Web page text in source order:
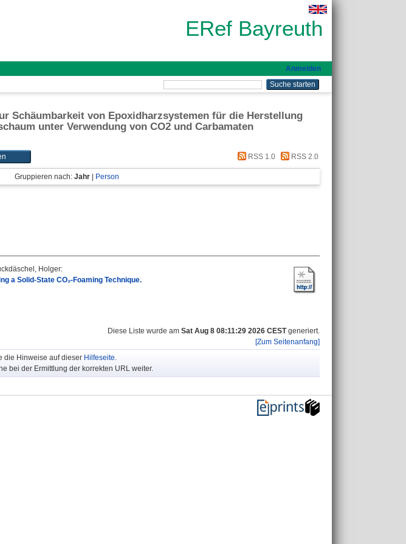
ERef Bayreuth
Anmelden
Schäumbarkeit von Epoxidharzsystemen für die Herstellung
unter Verwendung von CO2 und Carbamaten
RSS 1.0 RSS 2.0
Gruppieren nach: Jahr Person
Holger:
a Solid-State CO₂-Foaming Technique.
Diese Liste wurde am Sat Aug 8 08:11:29 2026 CESTgeneriert.
[Zum Seitenanfang]
die Hinweise auf dieser Hilfeseite.
bei der Ermittlung der korrekten URL weiter.